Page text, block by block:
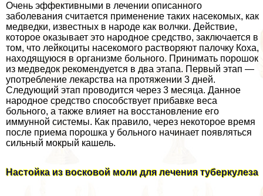
Очень эффективными в лечении описанного
заболевания считается применение таких насекомых, как
медведки, известных в народе как волчки. Действие,
которое оказывает это народное средство, заключается в
том, что лейкоциты насекомого растворяют палочку Коха,
находящуюся в организме больного. Принимать порошок
из медведок рекомендуется в два этапа. Первый этап —
употрeбление лекарства на протяжении 3 дней.
Следующий этап проводится через 3 месяца. Данное
народное средство способствует прибавке веса
больного, а также влияет на восстановление его
иммунной системы. Как правило, через некоторое время
после приема порошка у больного начинает появляться
сильный мокрый кашель.
Настойка из восковой моли для лечения туберкулеза